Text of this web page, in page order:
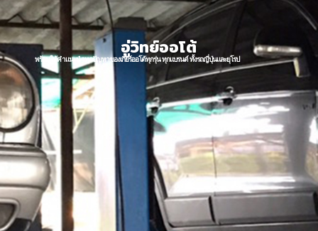
อู่วิทย์ออโต้
พร้อมให้คำแนะนำทุกปัญหาของเกียร์ออโต้ทุกรุ่น ทุกแบรนด์ ทั้งรถญี่ปุ่นและยุโรป